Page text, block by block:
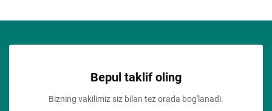
Bepul taklif oling
Bizning vakilimiz siz bilan tez orada bog'lanadi.